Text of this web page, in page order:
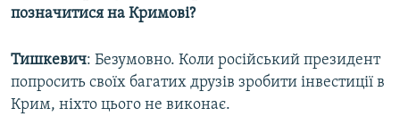
позначитися на Кримові?
Тишкевич: Безумовно. Коли російський президент
попросить своїх багатих друзів зробити інвестиції в
Крим, ніхто цього не виконає.